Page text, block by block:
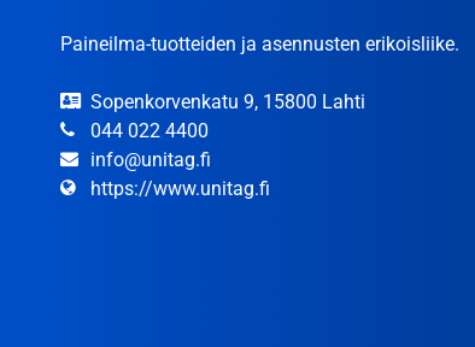
Paineilma-tuotteiden ja asennusten erikoisliike.
Sopenkorvenkatu 9, 15800 Lahti
044 022 4400
info@unitag.fi
https://www.unitag.fi